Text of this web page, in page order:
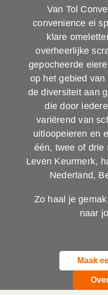
Van Tol
convenience ei
klare
overheerlijke
gepocheerde
op het gebied
de diversiteit aan
die door
variërend van
uitloopeieren en
één, twee of drie
Leven Keurmerk,
Nederland,
Zo haal je
naar
Maak